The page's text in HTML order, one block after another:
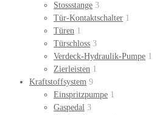
Stossstange 3
Tür-Kontaktschalter 1
Türen 1
Türschloss 3
Verdeck-Hydraulik-Pumpe 1
Zierleisten 1
Kraftstoffsystem 9
Einspritzpumpe 1
Gaspedal 3